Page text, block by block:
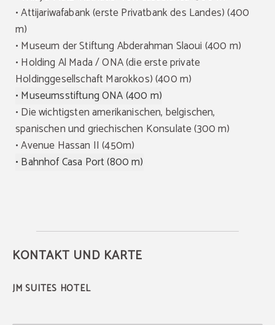
• Attijariwafabank (erste Privatbank des Landes) (400
m)
• Museum der Stiftung Abderahman Slaoui (400 m)
• Holding Al Mada / ONA (die erste private
Holdinggesellschaft Marokkos) (400 m)
• Museumsstiftung ONA (400 m)
• Die wichtigsten amerikanischen, belgischen,
spanischen und griechischen Konsulate (300 m)
• Avenue Hassan II (450m)
• Bahnhof Casa Port (800 m)
KONTAKT UND KARTE